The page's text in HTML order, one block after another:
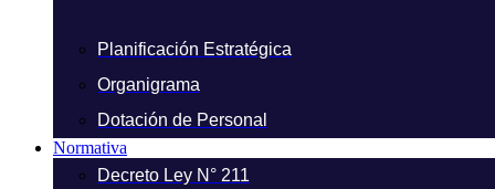
Planificación Estratégica
Organigrama
Dotación de Personal
Normativa
Decreto Ley N° 211